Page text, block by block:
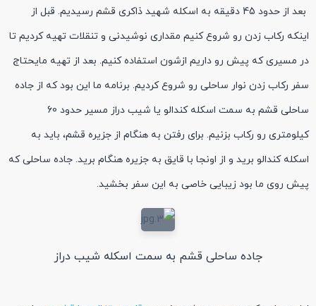
بعد از حدود 45 دقیقه به اسکله شهید ذاکری قشم رسیدیم. قبل از
اینکه رکاب زدن رو شروع کنیم مقداری نوشیدنی و تنقلات تهیه کردیم تا
در مسیری که پیش رو داریم ازشون استفاده کنیم. بعد از تهیه مایحتاج
سفر رکاب زدن نوار ساحلی رو شروع کردیم. برنامه ما این بود که از جاده
ساحلی قشم به سمت اسکله کندالو یا شیب دراز مسیر حدود 60
کیلومتری رو رکاب بزنیم. برای رفتن به هنگام از جزیره قشم، باید به
اسکله کندالو برید و از اونجا با قایق به جزیره هنگام برید. جاده ساحلی که
پیش روی ما بود زیبایی خاصی به این سفر بخشید.
جاده ساحلی قشم به سمت اسکله شیب دراز